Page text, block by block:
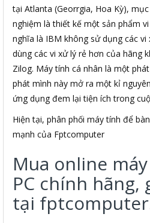
tại Atlanta (Georrgia, Hoa Kỳ),
nghiệm là thiết kế một sản phẩm
nghĩa là IBM không sử dụng các vi
dùng các vi xử lý rẻ hơn của hãng
Zilog. Máy tính cá nhân là một
phát mình này mở ra một kỉ
ứng dụng đem lại tiện ích trong
Hiện tại, phân phối máy tính để
mạnh của Fptcomputer
Mua online
PC chính
tại